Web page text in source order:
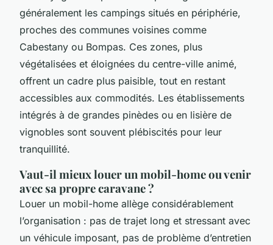
généralement les campings situés en périphérie,
proches des communes voisines comme
Cabestany ou Bompas. Ces zones, plus
végétalisées et éloignées du centre-ville animé,
offrent un cadre plus paisible, tout en restant
accessibles aux commodités. Les établissements
intégrés à de grandes pinèdes ou en lisière de
vignobles sont souvent plébiscités pour leur
tranquillité.
Vaut-il mieux louer un mobil-home ou venir
avec sa propre caravane ?
Louer un mobil-home allège considérablement
l’organisation : pas de trajet long et stressant avec
un véhicule imposant, pas de problème d’entretien